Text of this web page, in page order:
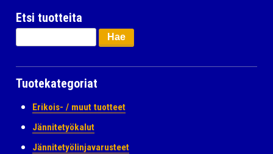
Etsi tuotteita
Haku:
Tuotekategoriat
Erikois- / muut tuotteet
Jännitetyökalut
Jännitetyölinjavarusteet